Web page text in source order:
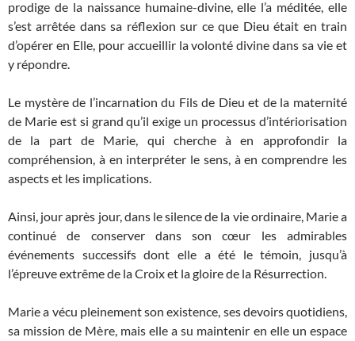
prodige de la naissance humaine-divine, elle l’a méditée, elle
s’est arrêtée dans sa réflexion sur ce que Dieu était en train
d’opérer en Elle, pour accueillir la volonté divine dans sa vie et
y répondre.
Le mystère de l’incarnation du Fils de Dieu et de la maternité
de Marie est si grand qu’il exige un processus d’intériorisation
de la part de Marie, qui cherche à en approfondir la
compréhension, à en interpréter le sens, à en comprendre les
aspects et les implications.
Ainsi, jour après jour, dans le silence de la vie ordinaire, Marie a
continué de conserver dans son cœur les admirables
événements successifs dont elle a été le témoin, jusqu’à
l’épreuve extrême de la Croix et la gloire de la Résurrection.
Marie a vécu pleinement son existence, ses devoirs quotidiens,
sa mission de Mère, mais elle a su maintenir en elle un espace